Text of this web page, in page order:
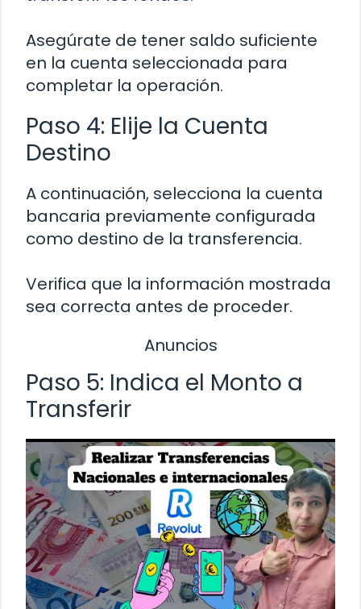
Asegúrate de tener saldo suficiente
en la cuenta seleccionada para
completar la operación.
Paso 4: Elije la Cuenta
Destino
A continuación, selecciona la cuenta
bancaria previamente configurada
como destino de la transferencia.
Verifica que la información mostrada
sea correcta antes de proceder.
Anuncios
Paso 5: Indica el Monto a
Transferir